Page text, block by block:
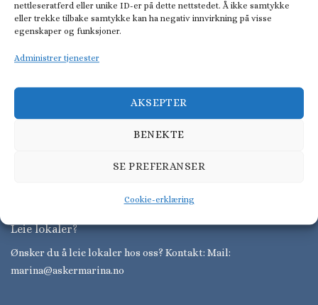
nettleseratferd eller unike ID-er på dette nettstedet. Å ikke samtykke
eller trekke tilbake samtykke kan ha negativ innvirkning på visse
egenskaper og funksjoner.
Administrer tjenester
AKSEPTER
BENEKTE
SE PREFERANSER
Cookie-erklæring
Leangbukta Maritime Senter
Leangbukta Maritime Senter er Norges største samlingsplass
Leie lokaler?
Ønsker du å leie lokaler hos oss? Kontakt: Mail:
marina@askermarina.no